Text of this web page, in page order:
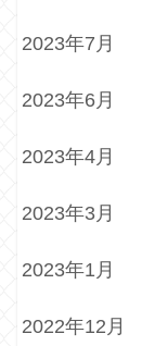
2023年7月
2023年6月
2023年4月
2023年3月
2023年1月
2022年12月